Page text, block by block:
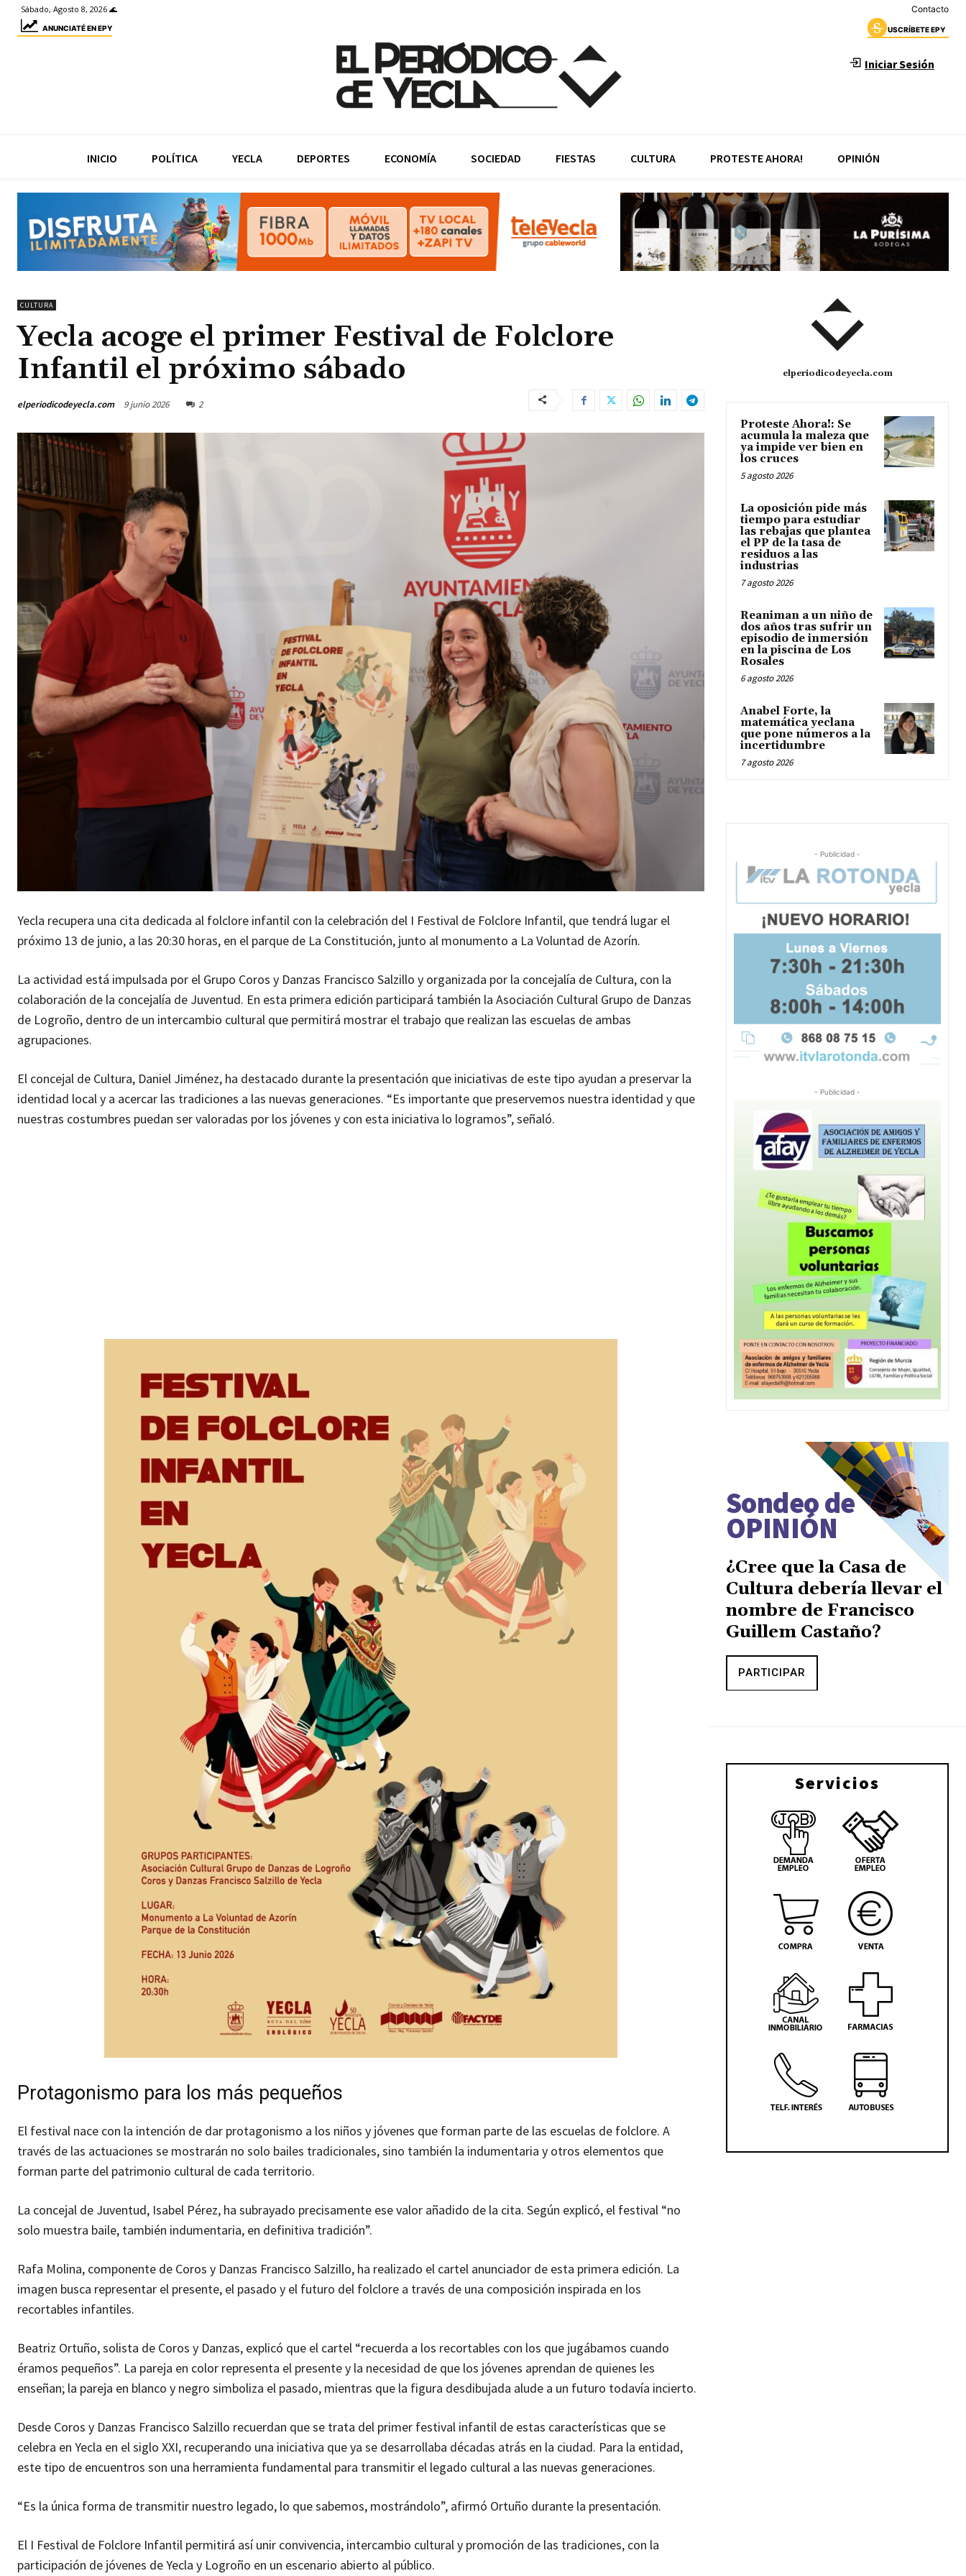
Sábado, Agosto 8, 2026 🌊 Contacto
ANUNCIATÉ EN EPY USCRÍBETE EPY
Iniciar Sesión
INICIO POLÍTICA YECLA DEPORTES ECONOMÍA SOCIEDAD FIESTAS CULTURA PROTESTE AHORA! OPINIÓN
CULTURA
Yecla acoge el primer Festival de Folclore
Infantil el próximo sábado
elperiodicodeyecla.com 9 junio 2026 2
Yecla recupera una cita dedicada al folclore infantil con la celebración del I Festival de Folclore Infantil, que tendrá lugar el
próximo 13 de junio, a las 20:30 horas, en el parque de La Constitución, junto al monumento a La Voluntad de Azorín.
La actividad está impulsada por el Grupo Coros y Danzas Francisco Salzillo y organizada por la concejalía de Cultura, con la
colaboración de la concejalía de Juventud. En esta primera edición participará también la Asociación Cultural Grupo de Danzas
de Logroño, dentro de un intercambio cultural que permitirá mostrar el trabajo que realizan las escuelas de ambas
agrupaciones.
El concejal de Cultura, Daniel Jiménez, ha destacado durante la presentación que iniciativas de este tipo ayudan a preservar la
identidad local y a acercar las tradiciones a las nuevas generaciones. “Es importante que preservemos nuestra identidad y que
nuestras costumbres puedan ser valoradas por los jóvenes y con esta iniciativa lo logramos”, señaló.
Protagonismo para los más pequeños
El festival nace con la intención de dar protagonismo a los niños y jóvenes que forman parte de las escuelas de folclore. A
través de las actuaciones se mostrarán no solo bailes tradicionales, sino también la indumentaria y otros elementos que
forman parte del patrimonio cultural de cada territorio.
La concejal de Juventud, Isabel Pérez, ha subrayado precisamente ese valor añadido de la cita. Según explicó, el festival “no
solo muestra baile, también indumentaria, en definitiva tradición”.
Rafa Molina, componente de Coros y Danzas Francisco Salzillo, ha realizado el cartel anunciador de esta primera edición. La
imagen busca representar el presente, el pasado y el futuro del folclore a través de una composición inspirada en los
recortables infantiles.
Beatriz Ortuño, solista de Coros y Danzas, explicó que el cartel “recuerda a los recortables con los que jugábamos cuando
éramos pequeños”. La pareja en color representa el presente y la necesidad de que los jóvenes aprendan de quienes les
enseñan; la pareja en blanco y negro simboliza el pasado, mientras que la figura desdibujada alude a un futuro todavía incierto.
Desde Coros y Danzas Francisco Salzillo recuerdan que se trata del primer festival infantil de estas características que se
celebra en Yecla en el siglo XXI, recuperando una iniciativa que ya se desarrollaba décadas atrás en la ciudad. Para la entidad,
este tipo de encuentros son una herramienta fundamental para transmitir el legado cultural a las nuevas generaciones.
“Es la única forma de transmitir nuestro legado, lo que sabemos, mostrándolo”, afirmó Ortuño durante la presentación.
El I Festival de Folclore Infantil permitirá así unir convivencia, intercambio cultural y promoción de las tradiciones, con la
participación de jóvenes de Yecla y Logroño en un escenario abierto al público.
elperiodicodeyecla.com
Proteste Ahora!: Se
acumula la maleza que
ya impide ver bien en
los cruces
5 agosto 2026
La oposición pide más
tiempo para estudiar
las rebajas que plantea
el PP de la tasa de
residuos a las
industrias
7 agosto 2026
Reaniman a un niño de
dos años tras sufrir un
episodio de inmersión
en la piscina de Los
Rosales
6 agosto 2026
Anabel Forte, la
matemática yeclana
que pone números a la
incertidumbre
7 agosto 2026
- Publicidad -
- Publicidad -
Sondeo de
OPINIÓN
¿Cree que la Casa de
Cultura debería llevar el
nombre de Francisco
Guillem Castaño?
PARTICIPAR
Servicios